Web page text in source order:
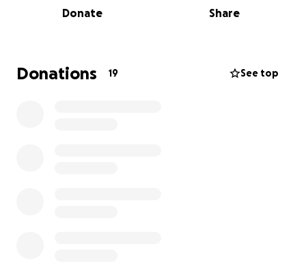
talents, quel que soit leur parcours.
mais j’ai la motivation, les idées, et l’envie de bâtir
quelque chose de positif pour ma génération et
Donate Share
Donations 19 See top